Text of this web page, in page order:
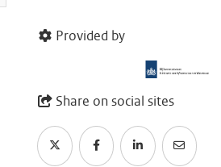
Provided by
Share on social sites